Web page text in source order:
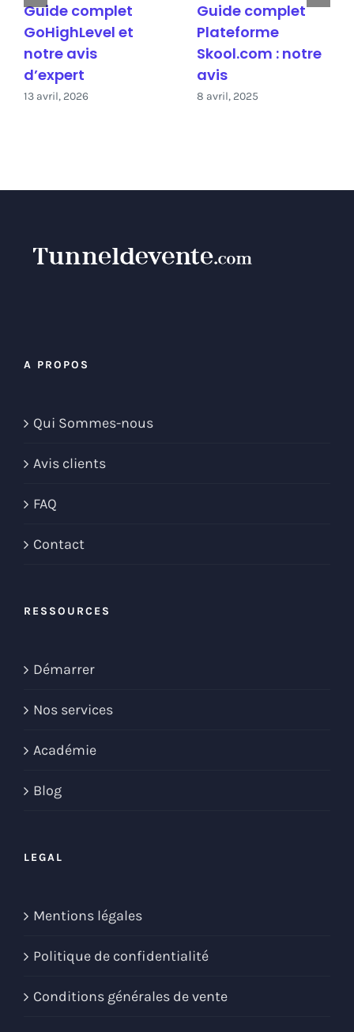
Guide complet
GoHighLevel et
notre avis
d’expert
13 avril, 2026
Guide complet
Plateforme
Skool.com : notre
avis
8 avril, 2025
A PROPOS
Qui Sommes-nous
Avis clients
FAQ
Contact
RESSOURCES
Démarrer
Nos services
Académie
Blog
LEGAL
Mentions légales
Politique de confidentialité
Conditions générales de vente